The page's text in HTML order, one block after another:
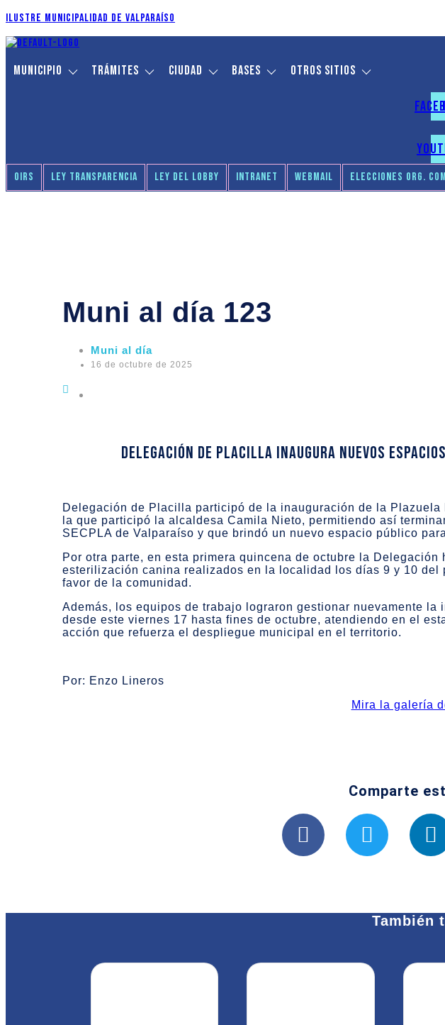
Ilustre Municipalidad de Valparaíso
Municipio Trámites Ciudad Bases Otros sitios
OIRS LEY TRANSPARENCIA LEY DEL LOBBY INTRANET WEBMAIL ELECCIONES ORG.
Muni al día 123
Muni al día
16 de octubre de 2025
Delegación de Placilla inaugura nuevos
Delegación de Placilla participó de la inauguración de la
la que participó la alcaldesa Camila Nieto, permitiendo así
SECPLA de Valparaíso y que brindó un nuevo espacio público
Por otra parte, en esta primera quincena de octubre la
esterilización canina realizados en la localidad los días 9 y 10
favor de la comunidad.
Además, los equipos de trabajo lograron gestionar nuevamente
desde este viernes 17 hasta fines de octubre, atendiendo en el
acción que refuerza el despliegue municipal en el territorio.
Por: Enzo Lineros
Mira la galería
Comparte
También